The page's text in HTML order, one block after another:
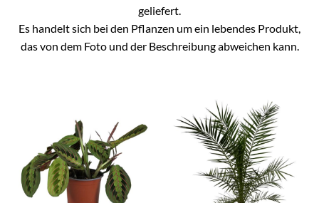
geliefert.
Es handelt sich bei den Pflanzen um ein lebendes Produkt,
das von dem Foto und der Beschreibung abweichen kann.